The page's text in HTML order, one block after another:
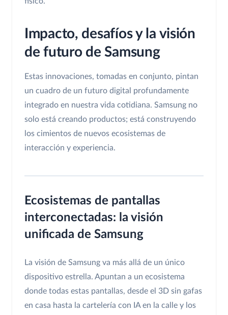
Impacto, desafíos y la visión
de futuro de Samsung
Estas innovaciones, tomadas en conjunto, pintan
un cuadro de un futuro digital profundamente
integrado en nuestra vida cotidiana. Samsung no
solo está creando productos; está construyendo
los cimientos de nuevos ecosistemas de
interacción y experiencia.
Ecosistemas de pantallas
interconectadas: la visión
unificada de Samsung
La visión de Samsung va más allá de un único
dispositivo estrella. Apuntan a un ecosistema
donde todas estas pantallas, desde el 3D sin gafas
en casa hasta la cartelería con IA en la calle y los